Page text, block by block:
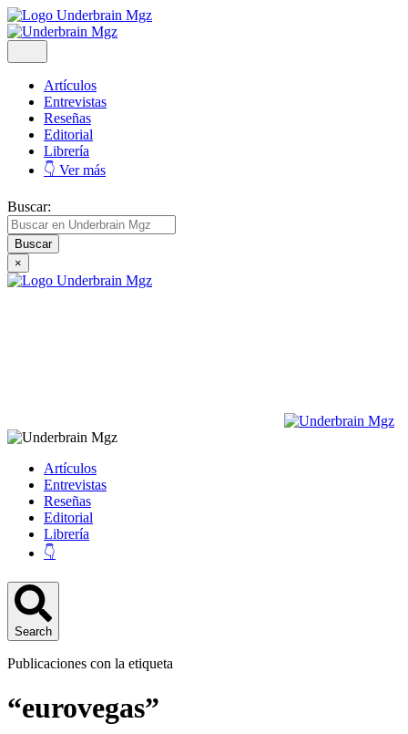
Artículos
Entrevistas
Reseñas
Editorial
Librería
👇 Ver más
Buscar:
×
Artículos
Entrevistas
Reseñas
Editorial
Librería
👇
Search
Publicaciones con la etiqueta
“eurovegas”